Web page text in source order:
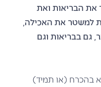
את הבריאות ואת
למשטר את האכילה,
גם בבריאות וגם
בהכרח (או תמיד)